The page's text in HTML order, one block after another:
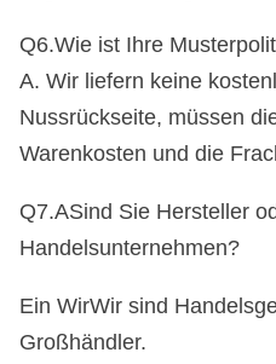
Q6.Wie ist Ihre
A. Wir liefern keine
Nussrückseite, müssen
Warenkosten und die
Q7.ASind Sie Hersteller
Handelsunternehmen?
Ein WirWir sind
Großhändler.